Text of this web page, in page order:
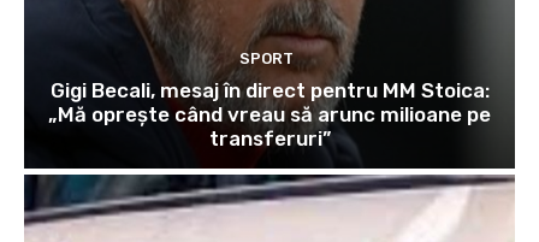
SPORT
Gigi Becali, mesaj în direct pentru MM Stoica:
„Mă oprește când vreau să arunc milioane pe
transferuri”